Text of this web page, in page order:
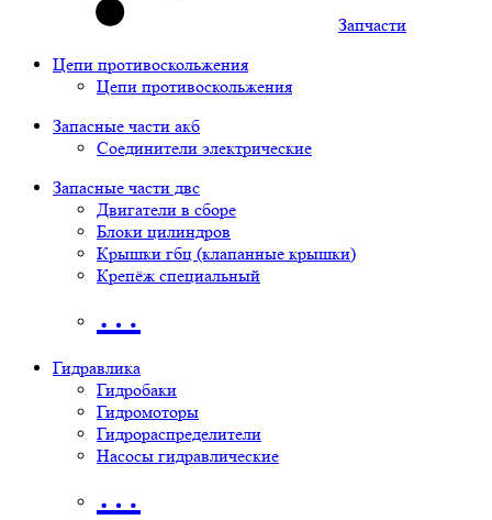
Запчасти
Цепи противоскольжения
Цепи противоскольжения
Запасные части акб
Соединители электрические
Запасные части двс
Двигатели в сборе
Блоки цилиндров
Крышки гбц (клапанные крышки)
Крепёж специальный
…
Гидравлика
Гидробаки
Гидромоторы
Гидрораспределители
Насосы гидравлические
…